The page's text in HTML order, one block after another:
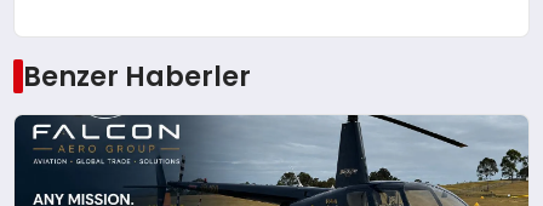
Benzer Haberler